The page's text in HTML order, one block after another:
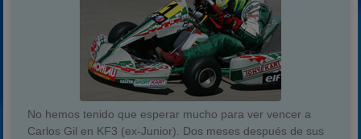
No hemos tenido que esperar mucho para ver vencer a
Carlos Gil en KF3 (ex-Junior). Dos meses después de sus